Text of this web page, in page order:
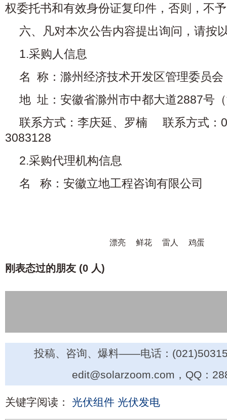
权委托书和有效身份证复印件，否则，不
六、凡对本次公告内容提出询问，请按
1.采购人信息
名 称：滁州经济技术开发区管理委员会
地 址：安徽省滁州市中都大道2887号
联系方式：李庆延、罗楠 联系方式：
3083128
2.采购代理机构信息
名 称：安徽立地工程咨询有限公司
漂亮 鲜花 雷人 鸡蛋
刚表态过的朋友 (0 人)
投稿、咨询、爆料——电话：
edit@solarzoom.com，QQ：
关键字阅读： 光伏组件 光伏发电